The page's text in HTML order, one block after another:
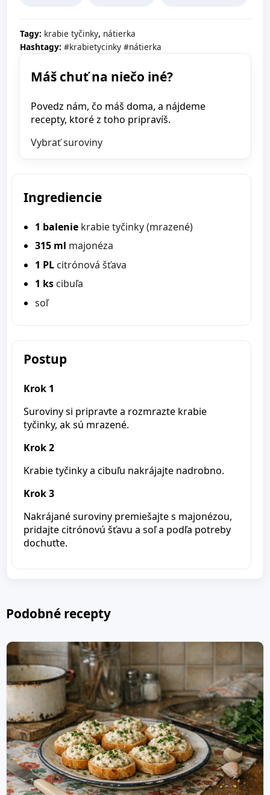
Tagy: krabie tyčinky, nátierka
Hashtagy: #krabietycinky #nátierka
Máš chuť na niečo iné?
Povedz nám, čo máš doma, a nájdeme
recepty, ktoré z toho pripravíš.
Vybrať suroviny
Ingrediencie
1 balenie krabie tyčinky (mrazené)
315 ml majonéza
1 PL citrónová šťava
1 ks cibuľa
soľ
Postup
Krok 1
Suroviny si pripravte a rozmrazte krabie
tyčinky, ak sú mrazené.
Krok 2
Krabie tyčinky a cibuľu nakrájajte nadrobno.
Krok 3
Nakrájané suroviny premiešajte s majonézou,
pridajte citrónovú šťavu a soľ a podľa potreby
dochuťte.
Podobné recepty